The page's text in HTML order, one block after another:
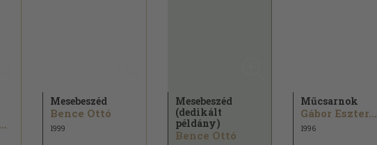
Marcellus Mihály
Mesebeszéd
Bence Ottó
1999
Mesebeszéd
(dedikált
példány)
Bence Ottó
Műcsarnok
Gábor Eszter...
1996